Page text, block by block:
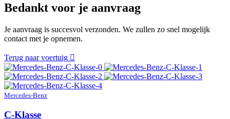
Bedankt voor je aanvraag
Je aanvraag is succesvol verzonden. We zullen zo snel mogelijk
contact met je opnemen.
Terug naar voertuig
Mercedes-Benz
C-Klasse